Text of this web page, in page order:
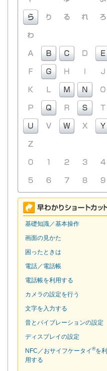
基礎知識／基本操作
画面の見かた
困ったときは
電話／電話帳
電話帳を利用する
カメラの設定を行う
文字を入力する
音とバイブレーションの設定
ディスプレイの設定
NFC／おサイフケータイ®を利
用する